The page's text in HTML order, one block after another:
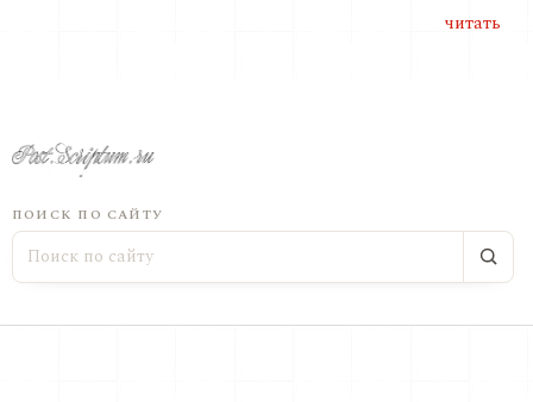
читать
ПОИСК ПО САЙТУ